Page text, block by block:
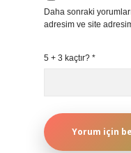
Daha sonraki
adresim ve site
5 + 3 kaçtır? *